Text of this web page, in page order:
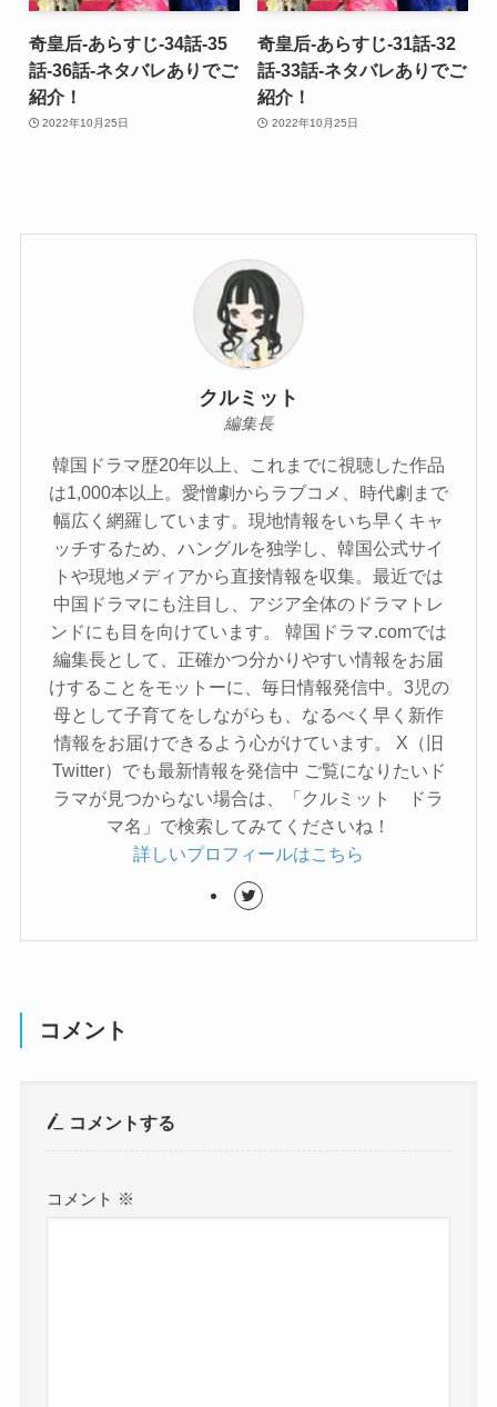
奇皇后-あらすじ-34話-35
話-36話-ネタバレありでご
紹介！
2022年10月25日
奇皇后-あらすじ-31話-32
話-33話-ネタバレありでご
紹介！
2022年10月25日
クルミット
編集長
韓国ドラマ歴20年以上、これまでに視聴した作品
は1,000本以上。愛憎劇からラブコメ、時代劇まで
幅広く網羅しています。現地情報をいち早くキャ
ッチするため、ハングルを独学し、韓国公式サイ
トや現地メディアから直接情報を収集。最近では
中国ドラマにも注目し、アジア全体のドラマトレ
ンドにも目を向けています。 韓国ドラマ.comでは
編集長として、正確かつ分かりやすい情報をお届
けすることをモットーに、毎日情報発信中。3児の
母として子育てをしながらも、なるべく早く新作
情報をお届けできるよう心がけています。 X（旧
Twitter）でも最新情報を発信中 ご覧になりたいド
ラマが見つからない場合は、「クルミット ドラ
マ名」で検索してみてくださいね！
詳しいプロフィールはこちら
コメント
コメントする
コメント ※